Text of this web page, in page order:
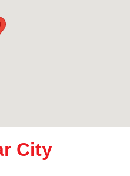
City